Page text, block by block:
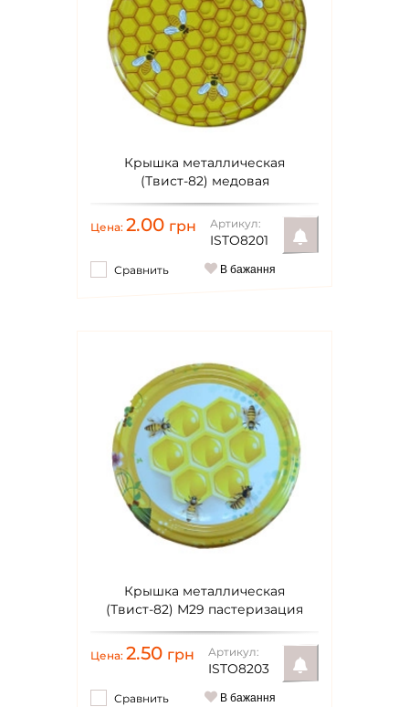
Крышка металлическая
(Твист-82) медовая
Цена: 2.00 грн Артикул:
ISTO8201
Сравнить В бажання
Крышка металлическая
(Твист-82) М29 пастеризация
Цена: 2.50 грн Артикул:
ISTO8203
Сравнить В бажання